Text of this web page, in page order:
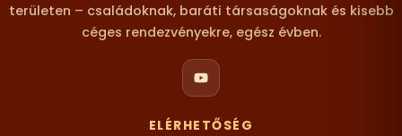
területen – családoknak, baráti társaságoknak és kisebb
céges rendezvényekre, egész évben.
ELÉRHETŐSÉG